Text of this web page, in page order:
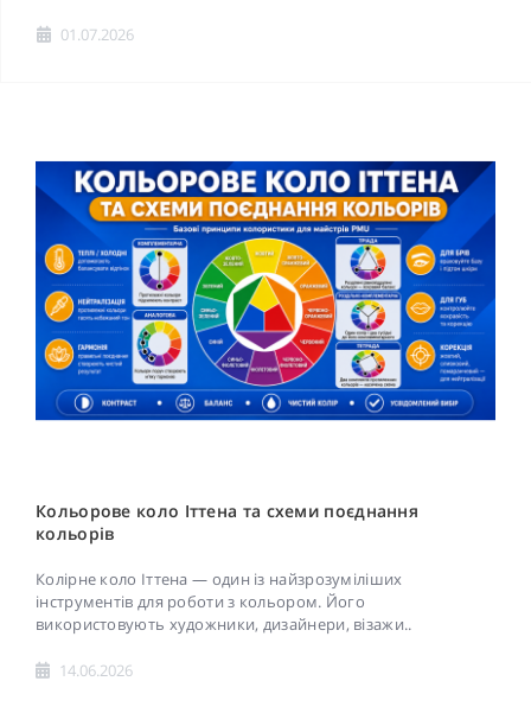
01.07.2026
Кольорове коло Іттена та схеми поєднання
кольорів
Колірне коло Іттена — один із найзрозуміліших
інструментів для роботи з кольором. Його
використовують художники, дизайнери, візажи..
14.06.2026